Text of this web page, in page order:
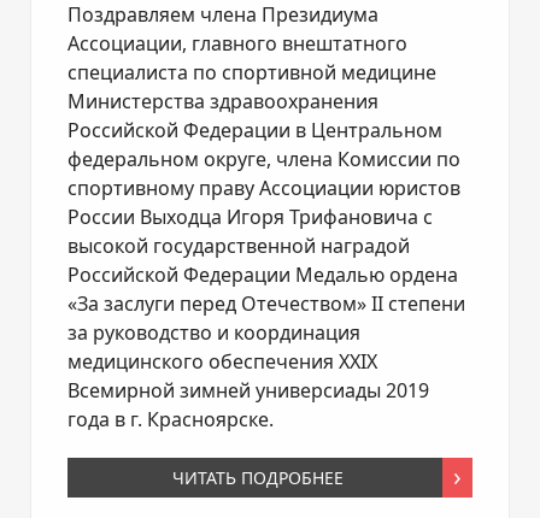
Поздравляем члена Президиума
Ассоциации, главного внештатного
специалиста по спортивной медицине
Министерства здравоохранения
Российской Федерации в Центральном
федеральном округе, члена Комиссии по
спортивному праву Ассоциации юристов
России Выходца Игоря Трифановича с
высокой государственной наградой
Российской Федерации Медалью ордена
«За заслуги перед Отечеством» II степени
за руководство и координация
медицинского обеспечения XXIX
Всемирной зимней универсиады 2019
года в г. Красноярске.
ЧИТАТЬ ПОДРОБНЕЕ